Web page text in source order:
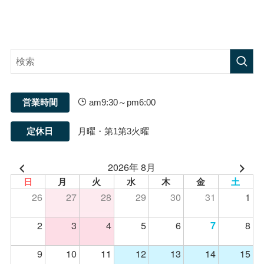
営業時間 am9:30～pm6:00
定休日 月曜・第1第3火曜
2026年 8月
日 月 火 水 木 金 土
26 27 28 29 30 31
1
2
3 4 5 6 7
8
9
10 11 12 13 14
15